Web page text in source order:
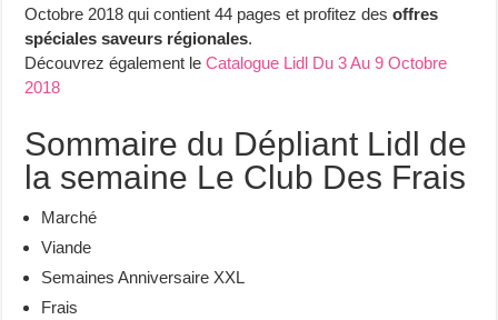
Octobre 2018 qui contient 44 pages et profitez desoffres
spéciales saveurs régionales.
Découvrez également leCatalogue Lidl Du 3 Au 9 Octobre
2018
Sommaire du Dépliant Lidl de
la semaine Le Club Des Frais
Marché
Viande
Semaines Anniversaire XXL
Frais